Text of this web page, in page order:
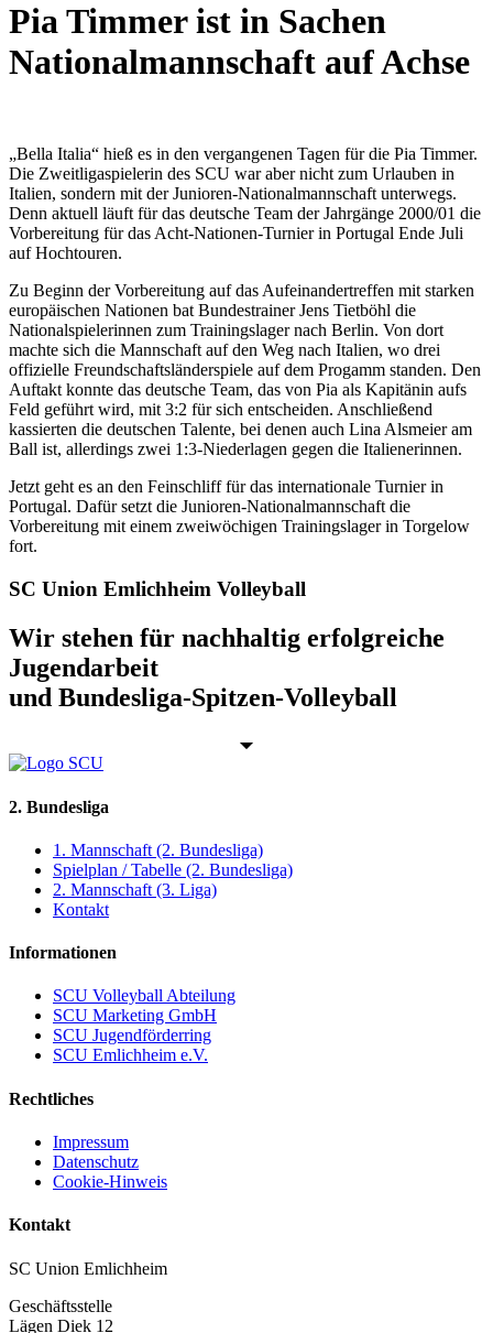
Pia Timmer ist in Sachen
Nationalmannschaft auf Achse
„Bella Italia“ hieß es in den vergangenen Tagen für die Pia Timmer.
Die Zweitligaspielerin des SCU war aber nicht zum Urlauben in
Italien, sondern mit der Junioren-Nationalmannschaft unterwegs.
Denn aktuell läuft für das deutsche Team der Jahrgänge 2000/01 die
Vorbereitung für das Acht-Nationen-Turnier in Portugal Ende Juli
auf Hochtouren.
Zu Beginn der Vorbereitung auf das Aufeinandertreffen mit starken
europäischen Nationen bat Bundestrainer Jens Tietböhl die
Nationalspielerinnen zum Trainingslager nach Berlin. Von dort
machte sich die Mannschaft auf den Weg nach Italien, wo drei
offizielle Freundschaftsländerspiele auf dem Progamm standen. Den
Auftakt konnte das deutsche Team, das von Pia als Kapitänin aufs
Feld geführt wird, mit 3:2 für sich entscheiden. Anschließend
kassierten die deutschen Talente, bei denen auch Lina Alsmeier am
Ball ist, allerdings zwei 1:3-Niederlagen gegen die Italienerinnen.
Jetzt geht es an den Feinschliff für das internationale Turnier in
Portugal. Dafür setzt die Junioren-Nationalmannschaft die
Vorbereitung mit einem zweiwöchigen Trainingslager in Torgelow
fort.
SC Union Emlichheim Volleyball
Wir stehen für nachhaltig erfolgreiche
Jugendarbeit
und Bundesliga-Spitzen-Volleyball
2. Bundesliga
1. Mannschaft (2. Bundesliga)
Spielplan / Tabelle (2. Bundesliga)
2. Mannschaft (3. Liga)
Kontakt
Informationen
SCU Volleyball Abteilung
SCU Marketing GmbH
SCU Jugendförderring
SCU Emlichheim e.V.
Rechtliches
Impressum
Datenschutz
Cookie-Hinweis
Kontakt
SC Union Emlichheim
Geschäftsstelle
Lägen Diek 12